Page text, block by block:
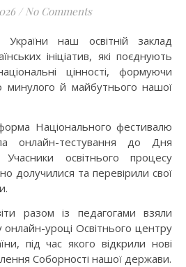
/ No Comments
ініціатив, які поєднують
цінності, формуючи
минулого й майбутнього нашої
Національного фестивалю
онлайн-тестування до Дня
Учасники освітнього процесу
долучилися та перевірили свої
разом із педагогами взяли
онлайн-уроці Освітнього центру
під час якого відкрили нові
Соборності нашої держави.